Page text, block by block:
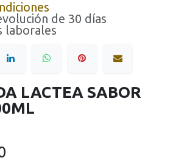
de 30 días
laborales
LACTEA SABOR